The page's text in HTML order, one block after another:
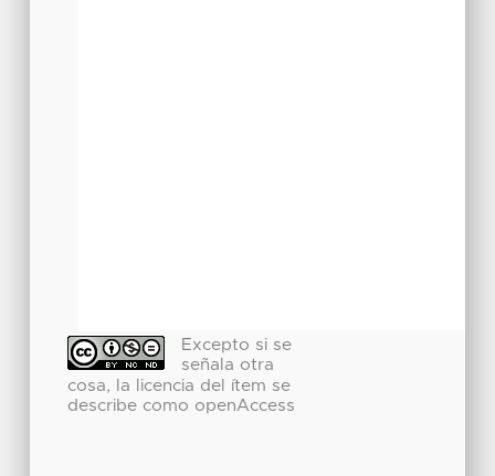
Excepto si se
señala otra
cosa, la licencia del ítem se
describe como openAccess